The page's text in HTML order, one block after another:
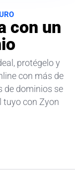
con un
protégelo y
con más de
de dominios se
tuyo con Zyon